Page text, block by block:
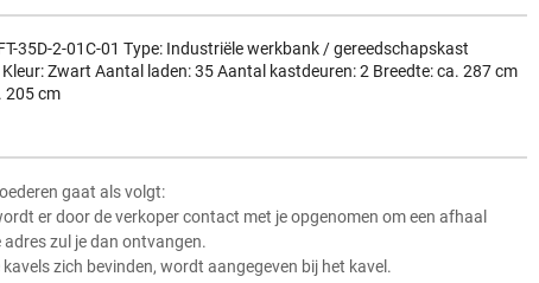
35D-2-01C-01 Type: Industriële werkbank / gereedschapskast
Zwart Aantal laden: 35 Aantal kastdeuren: 2 Breedte: ca. 287 cm
205 cm
gaat als volgt:
er door de verkoper contact met je opgenomen om een afhaal
zul je dan ontvangen.
zich bevinden, wordt aangegeven bij het kavel.